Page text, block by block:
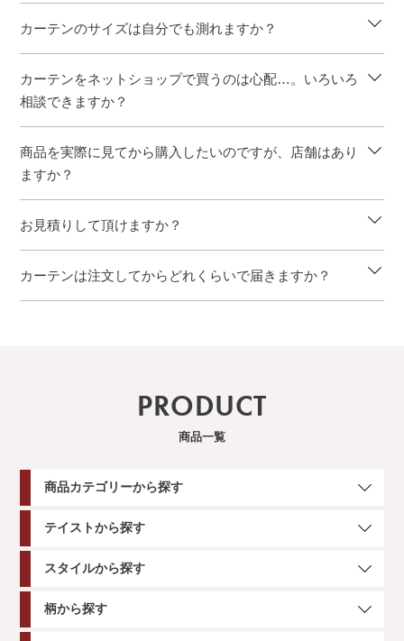
カーテンのサイズは自分でも測れますか？
カーテンをネットショップで買うのは心配…。いろいろ
相談できますか？
商品を実際に見てから購入したいのですが、店舗はあり
ますか？
お見積りして頂けますか？
カーテンは注文してからどれくらいで届きますか？
PRODUCT
商品一覧
商品カテゴリーから探す
テイストから探す
スタイルから探す
柄から探す